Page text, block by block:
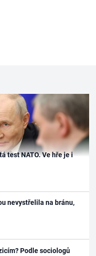
test NATO. Ve hře je i
nevystřelila na bránu,
Podle sociologů